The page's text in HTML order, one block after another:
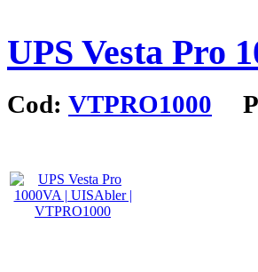
UPS Vesta Pro
Cod: VTPRO1000